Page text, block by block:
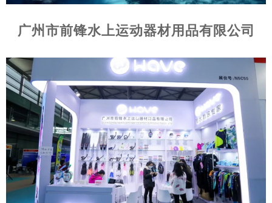
广州市前锋水上运动器材用品有限公司